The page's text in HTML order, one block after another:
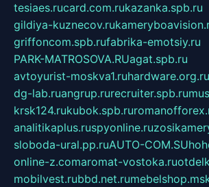
tesiaes.rucard.com.rukazanka.spb.ru
gildiya-kuznecov.ru
griffoncom.spb.rufabrika-emotsiy.ru
PARK-MATROSOVA.RUagat.spb.ru
avtoyurist-moskva1.ruhardware.org.ru
dg-lab.ruangrup.rurecruiter.spb.ru
krsk124.rukubok.spb.ru
analitikaplus.ruspyonline.ru
sloboda-ural.pp.ruAUTO-COM.SU
online-z.comaromat-vostoka.ru
mobilvest.rubbd.net.ru